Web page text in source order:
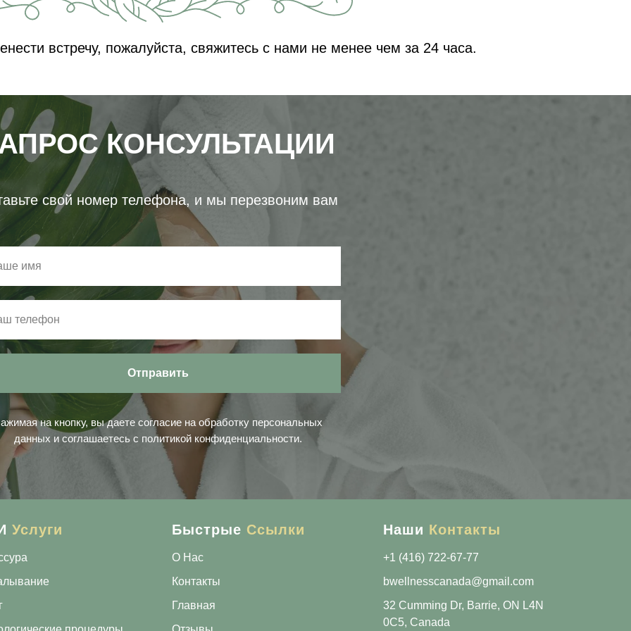
встречу, пожалуйста, свяжитесь с нами не менее чем за 24 часа.
КОНСУЛЬТАЦИИ
свой номер телефона, и мы перезвоним вам
Отправить
на кнопку, вы даете согласие на обработку персональных
данных и соглашаетесь с политикой конфиденциальности.
Услуги Быстрые Ссылки
О Нас
Контакты
Главная
Наши Контакты
+1 (416) 722-67-77
bwellnesscanada@gmail.com
32 Cumming Dr, Barrie, ON L4N
0C5, Canada